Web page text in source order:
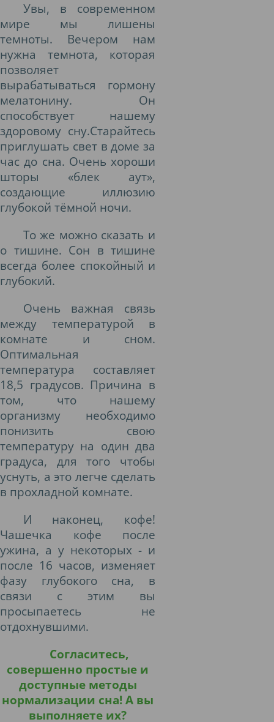
Увы, в современном
мире мы лишены
темноты. Вечером нам
нужна темнота, которая
позволяет
вырабатываться гормону
мелатонину. Он
способствует нашему
здоровому сну.Старайтесь
приглушать свет в доме за
час до сна. Очень хороши
шторы «блек аут»,
создающие иллюзию
глубокой тёмной ночи.
То же можно сказать и
о тишине. Сон в тишине
всегда более спокойный и
глубокий.
Очень важная связь
между температурой в
комнате и сном.
Оптимальная
температура составляет
18,5 градусов. Причина в
том, что нашему
организму необходимо
понизить свою
температуру на один два
градуса, для того чтобы
уснуть, а это легче сделать
в прохладной комнате.
И наконец, кофе!
Чашечка кофе после
ужина, а у некоторых - и
после 16 часов, изменяет
фазу глубокого сна, в
связи с этим вы
просыпаетесь не
отдохнувшими.
Согласитесь,
совершенно простые и
доступные методы
нормализации сна! А вы
выполняете их?